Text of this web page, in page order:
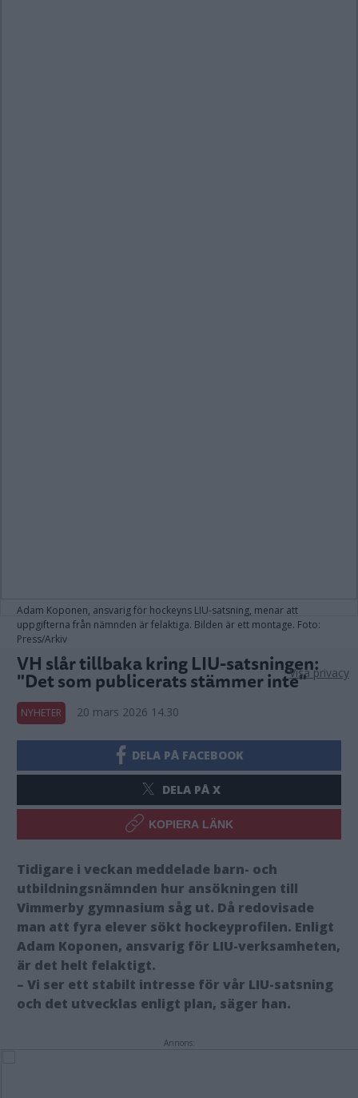
Adam Koponen, ansvarig för hockeyns LIU-satsning, menar att
uppgifterna från nämnden är felaktiga. Bilden är ett montage. Foto:
Press/Arkiv
VH slår tillbaka kring LIU-satsningen:
"Det som publicerats stämmer inte"
NYHETER 20 mars 2026 14.30
DELA PÅ FACEBOOK
DELA PÅ X
KOPIERA LÄNK
Tidigare i veckan meddelade barn- och
utbildningsnämnden hur ansökningen till
Vimmerby gymnasium såg ut. Då redovisade
man att fyra elever sökt hockeyprofilen. Enligt
Adam Koponen, ansvarig för LIU-verksamheten,
är det helt felaktigt.
– Vi ser ett stabilt intresse för vår LIU-satsning
och det utvecklas enligt plan, säger han.
Annons:
Visa privacy